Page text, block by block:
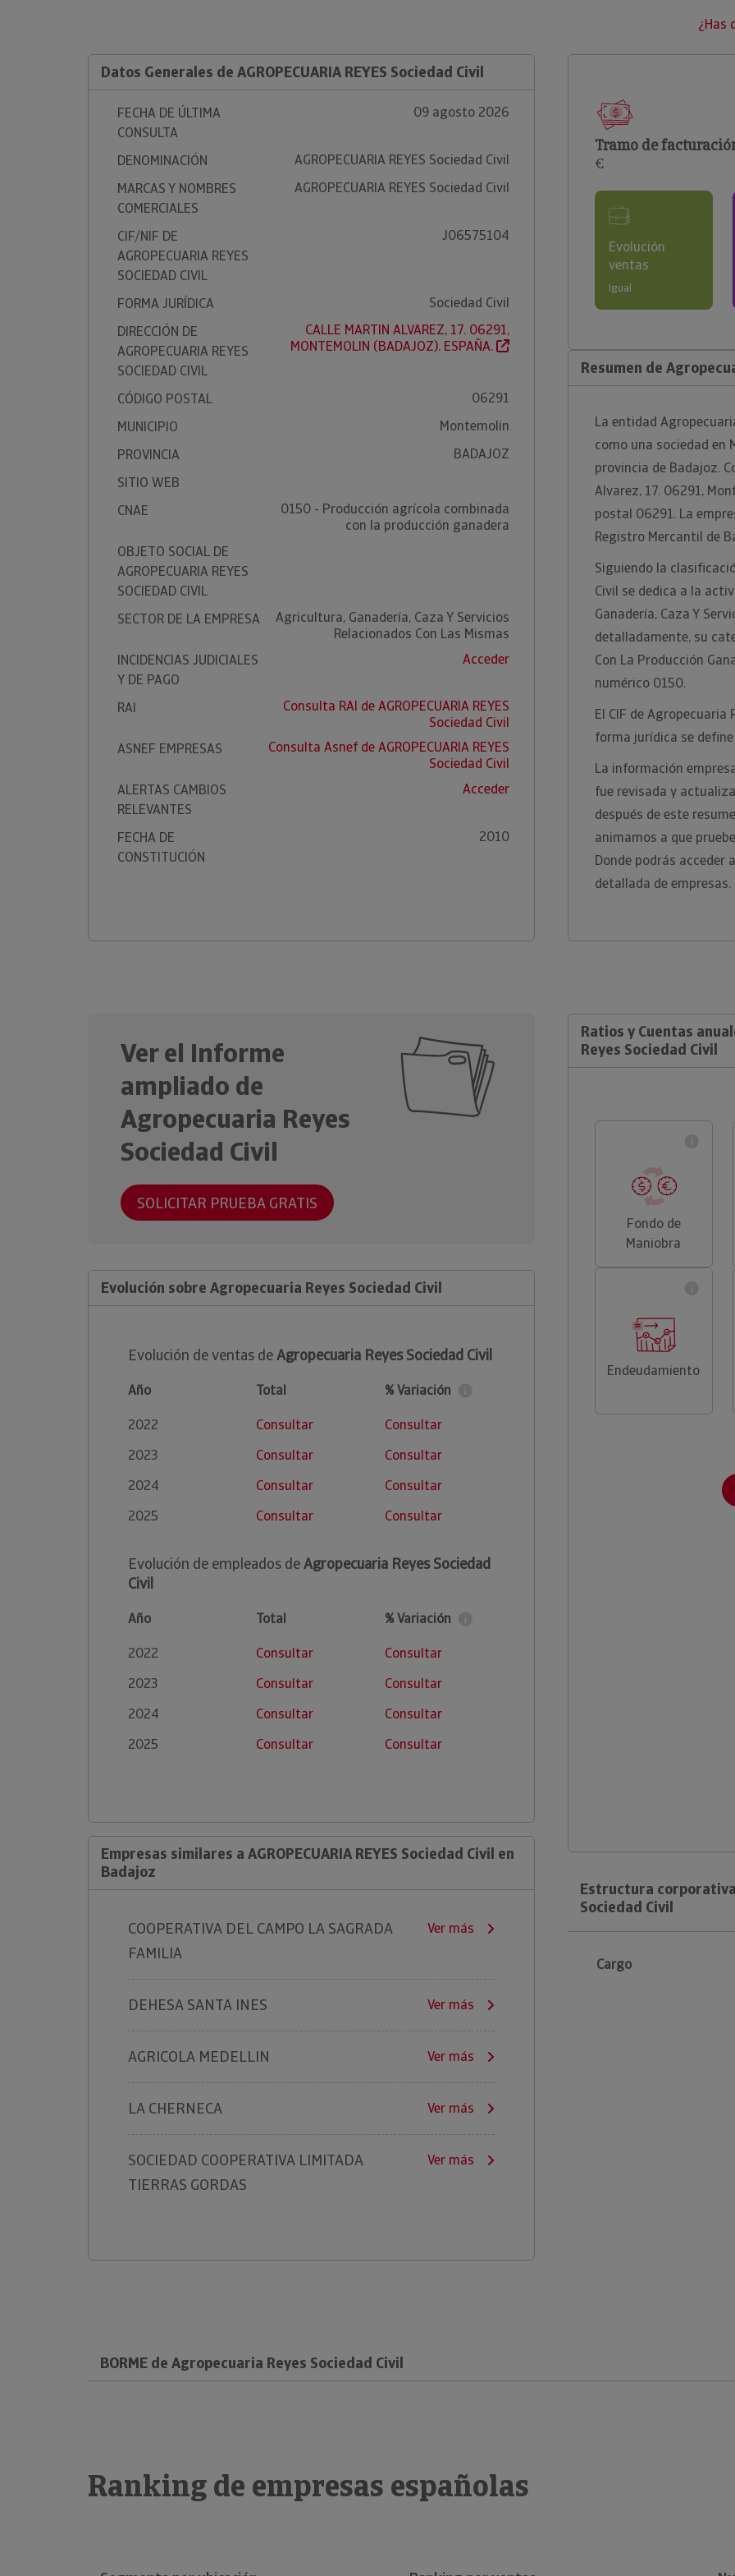
¿Has
Datos Generales de AGROPECUARIA REYES Sociedad Civil
FECHA DE ÚLTIMA
CONSULTA
09 agosto 2026
DENOMINACIÓN
AGROPECUARIA REYES Sociedad Civil
MARCAS Y NOMBRES
COMERCIALES
AGROPECUARIA REYES Sociedad Civil
CIF/NIF DE
AGROPECUARIA REYES
SOCIEDAD CIVIL
J06575104
FORMA JURÍDICA
Sociedad Civil
DIRECCIÓN DE
AGROPECUARIA REYES
SOCIEDAD CIVIL
CALLE MARTIN ALVAREZ, 17. 06291,
MONTEMOLIN (BADAJOZ). ESPAÑA.
CÓDIGO POSTAL
06291
MUNICIPIO
Montemolin
PROVINCIA
BADAJOZ
SITIO WEB
CNAE
0150 - Producción agrícola combinada
con la producción ganadera
OBJETO SOCIAL DE
AGROPECUARIA REYES
SOCIEDAD CIVIL
SECTOR DE LA EMPRESA
Agricultura, Ganadería, Caza Y Servicios
Relacionados Con Las Mismas
INCIDENCIAS JUDICIALES
Y DE PAGO
Acceder
RAI
Consulta RAI de AGROPECUARIA REYES
Sociedad Civil
ASNEF EMPRESAS
Consulta Asnef de AGROPECUARIA REYES
Sociedad Civil
ALERTAS CAMBIOS
RELEVANTES
Acceder
FECHA DE
CONSTITUCIÓN
2010
Tramo de
€
Evolución
ventas
Igual
Resumen de
La entidad
como una sociedad en
provincia de Badajoz.
Alvarez, 17. 06291,
postal 06291. La
Registro Mercantil de
Siguiendo la
Civil se dedica a la
Ganadería, Caza Y
detalladamente, su
Con La Producción
numérico 0150.
El CIF de Agropecuaria
forma jurídica se
La información
fue revisada y
después de este
animamos a que
Donde podrás acceder
detallada de empresas.
Ver el Informe
ampliado de
Agropecuaria Reyes
Sociedad Civil
SOLICITAR PRUEBA GRATIS
Evolución sobre Agropecuaria Reyes Sociedad Civil
Evolución de ventas deAgropecuaria Reyes Sociedad Civil
Año Total
% Variación
2022
Consultar
Consultar
2023
Consultar
Consultar
2024
Consultar
Consultar
2025
Consultar Consultar
Evolución de empleados deAgropecuaria Reyes Sociedad
Civil
Año Total
% Variación
2022
Consultar
Consultar
2023
Consultar
Consultar
2024
Consultar
Consultar
2025
Consultar Consultar
Empresas similares a AGROPECUARIA REYES Sociedad Civil en
Badajoz
COOPERATIVA DEL CAMPO LA SAGRADA
FAMILIA
Ver más
DEHESA SANTA INES Ver más
AGRICOLA MEDELLIN Ver más
LA CHERNECA Ver más
SOCIEDAD COOPERATIVA LIMITADA
TIERRAS GORDAS
Ver más
Ratios y Cuentas
Reyes Sociedad Civil
Fondo de
Maniobra
Endeudamiento
Estructura
Sociedad Civil
Cargo
BORME de Agropecuaria Reyes Sociedad Civil
Ranking de empresas españolas